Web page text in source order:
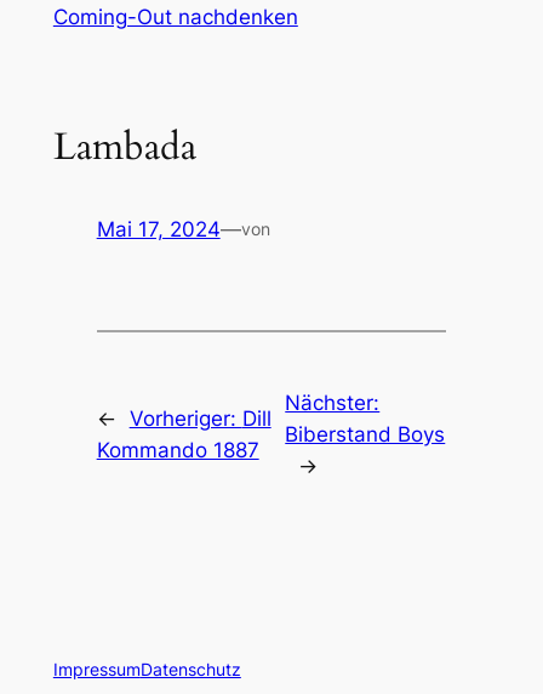
Coming-Out nachdenken
Lambada
Mai 17, 2024—von
← Vorheriger: Dill
Kommando 1887
Nächster:
Biberstand Boys
→
ImpressumDatenschutz